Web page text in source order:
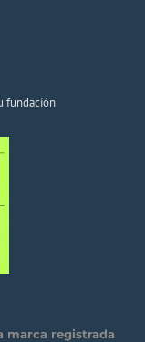
fundación
marca registrada